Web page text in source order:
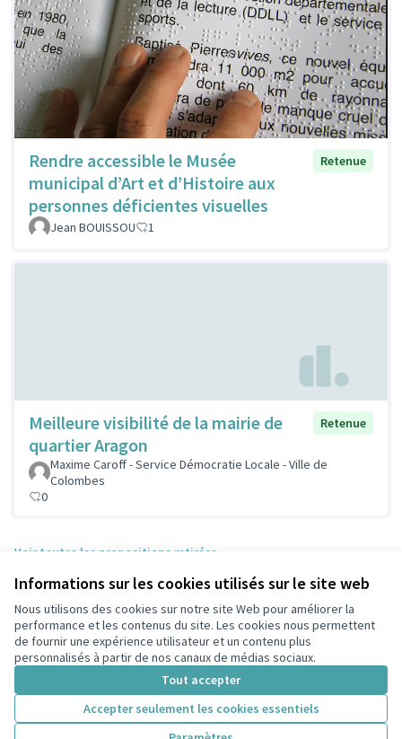
Informations sur les cookies utilisés sur le site web
Nous utilisons des cookies sur notre site Web pour améliorer la
performance et les contenus du site. Les cookies nous permettent
de fournir une expérience utilisateur et un contenu plus
personnalisés à partir de nos canaux de médias sociaux.
Tout accepter
Accepter seulement les cookies essentiels
Rendre accessible le Musée
municipal d’Art et d’Histoire aux
personnes déficientes visuelles
Retenue
Jean BOUISSOU 1
Meilleure visibilité de la mairie de
quartier Aragon
Retenue
Maxime Caroff - Service Démocratie Locale - Ville de
Colombes
0
Voir toutes les propositions retirées
Conditions d'utilisation
Paramètres des cookies
participons.colombes.fr sur Facebook
(Lien externe)
Licence
(Lien